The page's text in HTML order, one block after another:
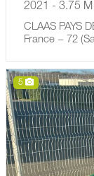
2021 - 3.75 M
CLAAS PAYS
France − 72
5